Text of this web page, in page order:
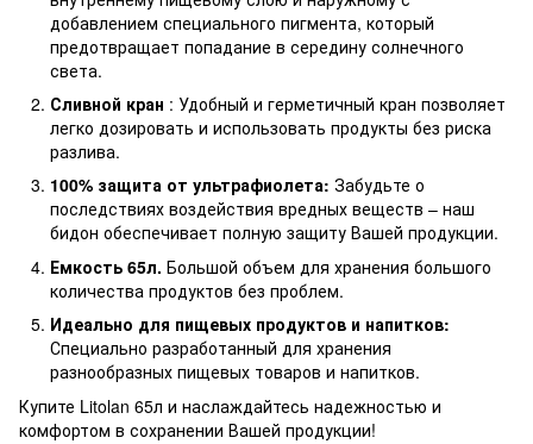
добавлением специального пигмента, который
предотвращает попадание в середину солнечного
света.
Сливной кран : Удобный и герметичный кран позволяет
легко дозировать и использовать продукты без риска
разлива.
100% защита от ультрафиолета: Забудьте о
последствиях воздействия вредных веществ – наш
бидон обеспечивает полную защиту Вашей продукции.
Емкость 65л. Большой объем для хранения большого
количества продуктов без проблем.
Идеально для пищевых продуктов и напитков:
Специально разработанный для хранения
разнообразных пищевых товаров и напитков.
Купите Litolan 65л и наслаждайтесь надежностью и
комфортом в сохранении Вашей продукции!